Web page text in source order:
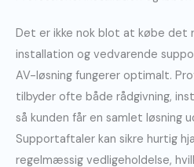
Det er ikke nok blot at købe det
installation og vedvarende
AV-løsning fungerer optimalt.
tilbyder ofte både rådgivning,
så kunden får en samlet løsning
Supportaftaler kan sikre hurtig
regelmæssig vedligeholdelse,